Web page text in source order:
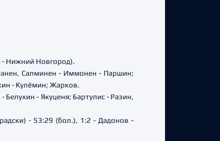
Нижний Новгород).
Салминен - Иммонен - Паршин;
- Кулёмин; Жарков.
- Якуценя; Бартулис - Разин,
- 53:29 (бол.), 1:2 - Дадонов -